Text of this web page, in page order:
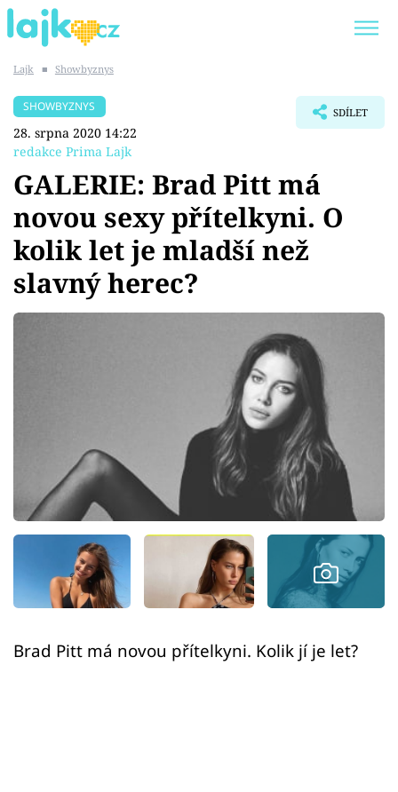
SHOPAHOLICADEL
Témata
Showbyznys
Youtubeři
Sledujte prima+
Přihlášení
Sledujte nás
Lajk ■ Showbyznys
SHOWBYZNYS
28. srpna 2020 14:22
redakce Prima Lajk
SDÍLET
GALERIE: Brad Pitt má
novou sexy přítelkyni. O
kolik let je mladší než
slavný herec?
Brad Pitt má novou přítelkyni. Kolik jí je let?